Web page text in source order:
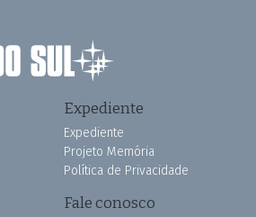
Expediente
Expediente
Projeto Memória
Política de Privacidade
Fale conosco